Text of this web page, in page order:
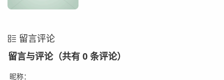
留言评论
留言与评论（共有 0 条评论）
昵称：